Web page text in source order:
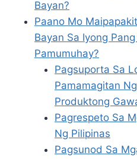
Bayan?
Paano Mo
Bayan Sa Iyong
Pamumuhay?
Pagsuporta Sa
Pamamagitan
Produktong
Pagrespeto Sa
Ng Pilipinas
Pagsunod Sa